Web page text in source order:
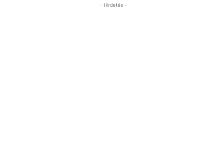
- Hirdetés -